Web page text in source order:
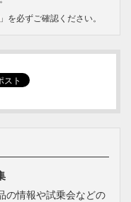
」を必ずご確認ください。
の情報や試乗会などの